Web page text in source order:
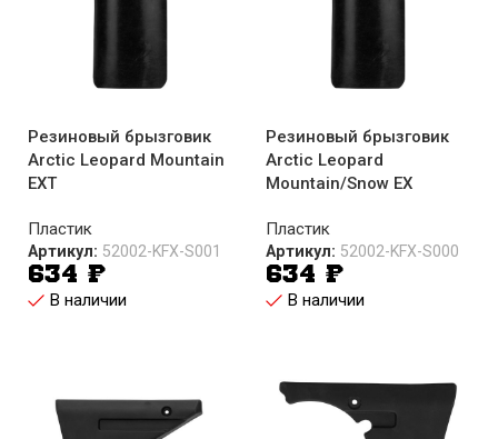
Резиновый брызговик
Arctic Leopard Mountain
EXT
Пластик
Артикул: 52002-KFX-S001
634 ₽
В наличии
Резиновый брызговик
Arctic Leopard
Mountain/Snow EX
Пластик
Артикул: 52002-KFX-S000
634 ₽
В наличии